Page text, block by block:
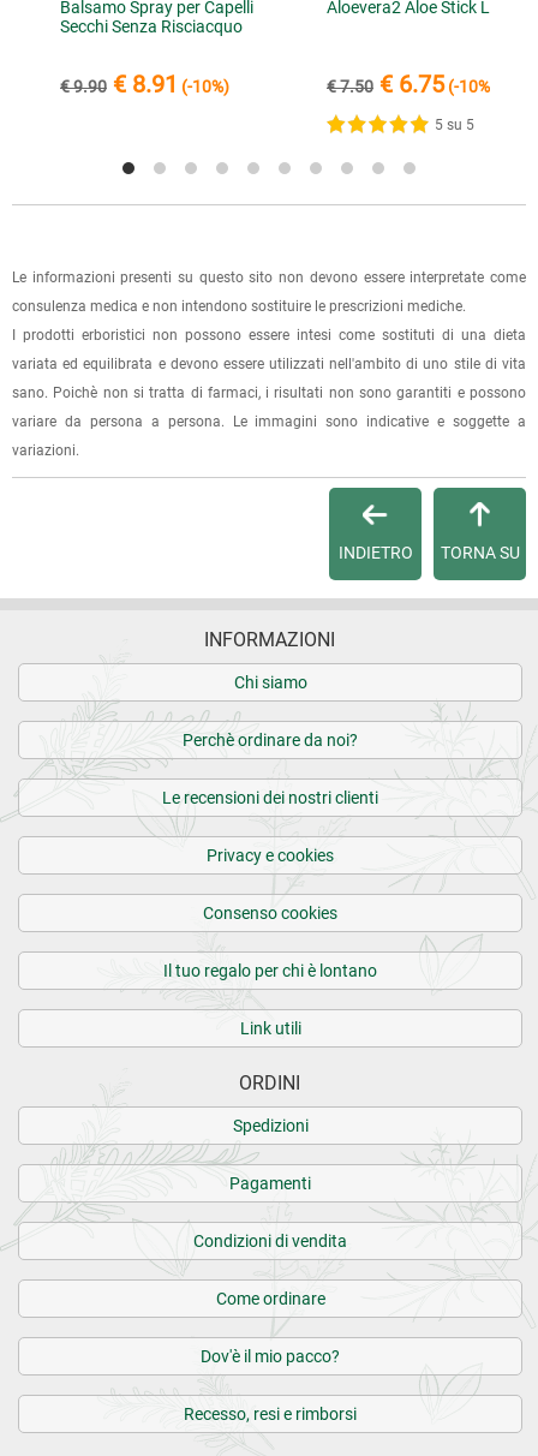
direttamente nel punto vendita di Via Iglesias 5/B a Cagliari.
Per scegliere questa possibilità, seleziona l'opzione "Ritiro in
negozio" al momento della scelta della modalità di
spedizione, in questo modo non ti verranno addebitate le
spese di spedizione e sarai avvisato con una e-mail quando
l'ordine sarà pronto per il ritiro.
(selezionando l'apposita casella del modulo d'ordine e
specificando l'indirizzo di fatturazione).
Dalla tuaArea Clientepotrai verificare lo stato di lavorazione
dell'ordine e lo stato della spedizione.
Per qualsiasi informazione, contattaci via
Condizioni di vendita
I dati per il pagamento saranno riportati anche nell'email di
conferma dell'ordine.
Balsamo Spray per Capelli
Secchi Senza Risciacquo
€ 9.90 € 8.91 (-10%)
Aloevera2 Aloe Stick Labbra
€ 7.50 € 6.75(-10%)
5 su 5
Le informazioni presenti su questo sito non devono essere interpretate come
consulenza medica e non intendono sostituire le prescrizioni mediche.
I prodotti erboristici non possono essere intesi come sostituti di una dieta
variata ed equilibrata e devono essere utilizzati nell'ambito di uno stile di vita
sano. Poichè non si tratta di farmaci, i risultati non sono garantiti e possono
variare da persona a persona. Le immagini sono indicative e soggette a
variazioni.
TORNA SU
INDIETRO
INFORMAZIONI
Chi siamo
Perchè ordinare da noi?
Le recensioni dei nostri clienti
Privacy e cookies
Consenso cookies
Il tuo regalo per chi è lontano
Link utili
ORDINI
Spedizioni
Pagamenti
Condizioni di vendita
Come ordinare
Dov'è il mio pacco?
Recesso, resi e rimborsi